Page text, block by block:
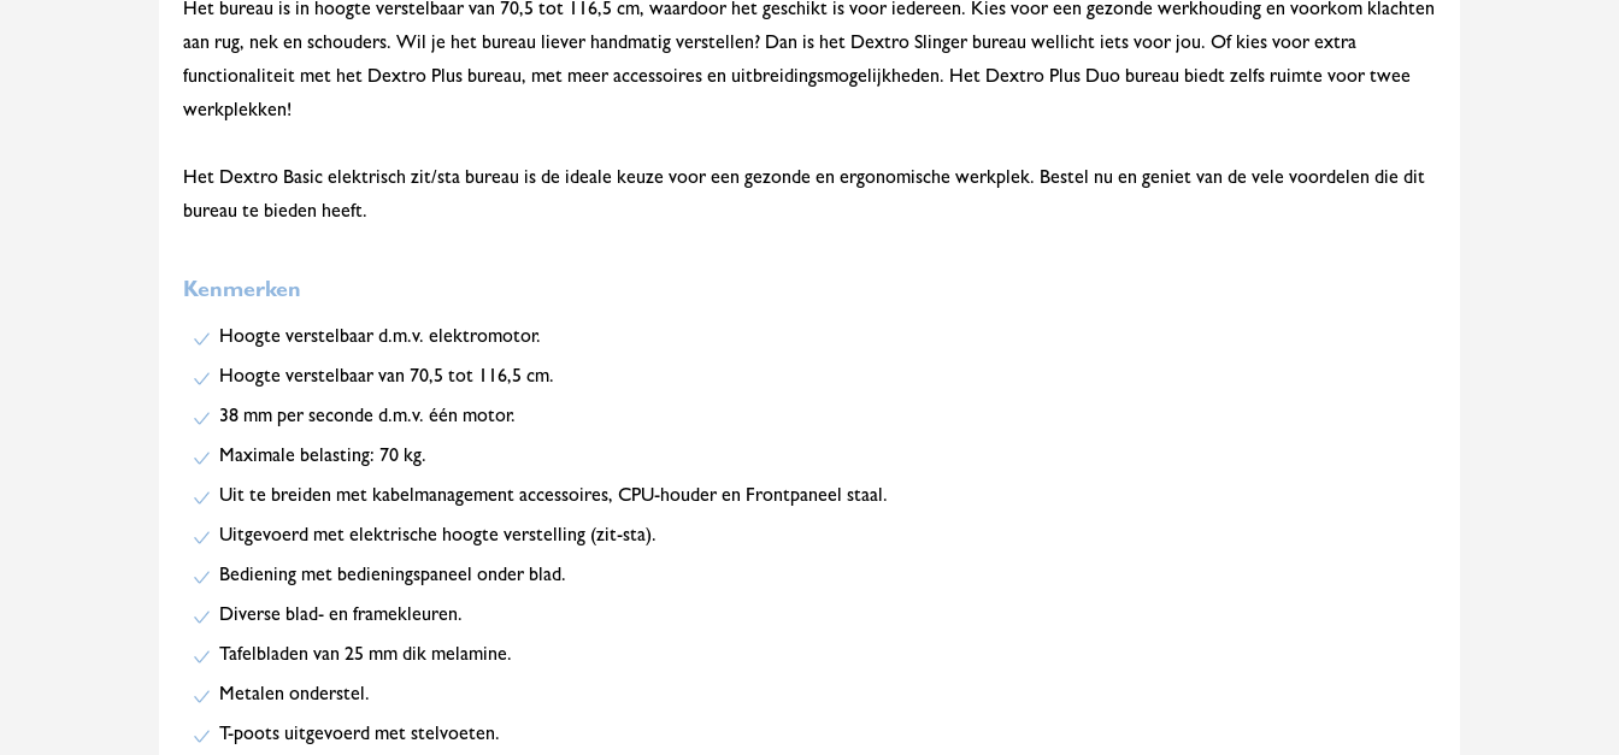
Het bureau is in hoogte verstelbaar van 70,5 tot 116,5 cm, waardoor het geschikt is voor iedereen. Kies voor een gezonde werkhouding en voorkom klachten
aan rug, nek en schouders. Wil je het bureau liever handmatig verstellen? Dan is het Dextro Slinger bureau wellicht iets voor jou. Of kies voor extra
functionaliteit met het Dextro Plus bureau, met meer accessoires en uitbreidingsmogelijkheden. Het Dextro Plus Duo bureau biedt zelfs ruimte voor twee
werkplekken!
Het Dextro Basic elektrisch zit/sta bureau is de ideale keuze voor een gezonde en ergonomische werkplek. Bestel nu en geniet van de vele voordelen die dit
bureau te bieden heeft.
Kenmerken
Hoogte verstelbaar d.m.v. elektromotor.
Hoogte verstelbaar van 70,5 tot 116,5 cm.
38 mm per seconde d.m.v. één motor.
Maximale belasting: 70 kg.
Uit te breiden met kabelmanagement accessoires, CPU-houder en Frontpaneel staal.
Uitgevoerd met elektrische hoogte verstelling (zit-sta).
Bediening met bedieningspaneel onder blad.
Diverse blad- en framekleuren.
Tafelbladen van 25 mm dik melamine.
Metalen onderstel.
T-poots uitgevoerd met stelvoeten.